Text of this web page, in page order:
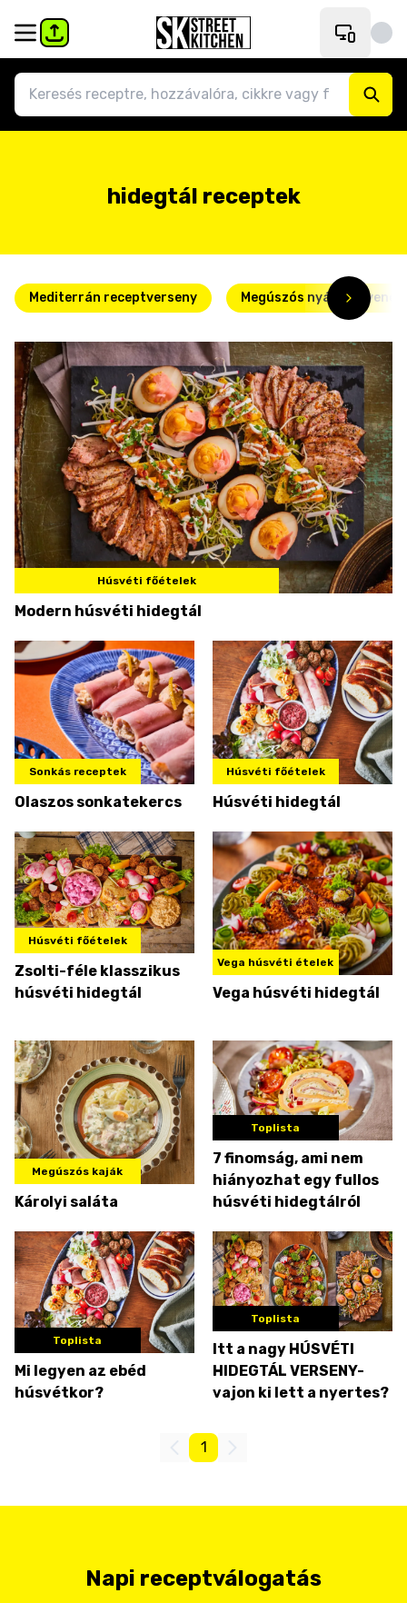
hidegtál receptek
Mediterrán receptverseny Megúszós nyári
Húsvéti főételek
Modern húsvéti hidegtál
Sonkás receptek
Olaszos sonkatekercs
Húsvéti főételek
Húsvéti hidegtál
Húsvéti főételek
Zsolti-féle klasszikus
húsvéti hidegtál
Vega húsvéti ételek
Vega húsvéti hidegtál
Megúszós kaják
Károlyi saláta
Toplista
7 finomság, ami nem
hiányozhat egy fullos
húsvéti hidegtálról
Toplista
Mi legyen az ebéd
húsvétkor?
Toplista
Itt a nagy HÚSVÉTI
HIDEGTÁL VERSENY-
vajon ki lett a nyertes?
1
Napi receptválogatás